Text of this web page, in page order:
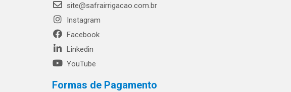
site@safrairrigacao.com.br
Instagram
Facebook
Linkedin
YouTube
Formas de Pagamento